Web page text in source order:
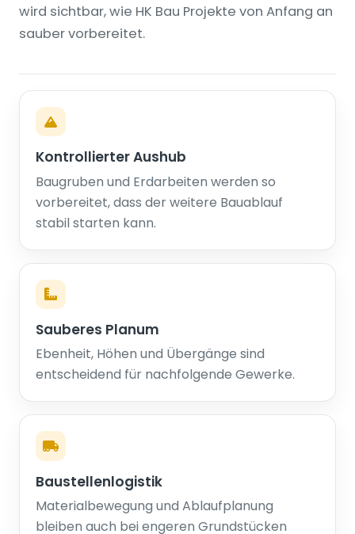
wird sichtbar, wie HK Bau Projekte von Anfang an
sauber vorbereitet.
Kontrollierter Aushub
Baugruben und Erdarbeiten werden so
vorbereitet, dass der weitere Bauablauf
stabil starten kann.
Sauberes Planum
Ebenheit, Höhen und Übergänge sind
entscheidend für nachfolgende Gewerke.
Baustellenlogistik
Materialbewegung und Ablaufplanung
bleiben auch bei engeren Grundstücken